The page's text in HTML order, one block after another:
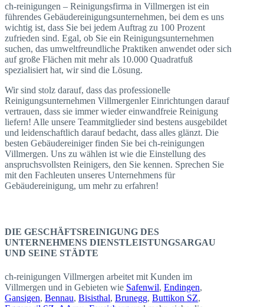
ch-reinigungen – Reinigungsfirma in Villmergen ist ein
führendes Gebäudereinigungsunternehmen, bei dem es uns
wichtig ist, dass Sie bei jedem Auftrag zu 100 Prozent
zufrieden sind. Egal, ob Sie ein Reinigungsunternehmen
suchen, das umweltfreundliche Praktiken anwendet oder sich
auf große Flächen mit mehr als 10.000 Quadratfuß
spezialisiert hat, wir sind die Lösung.
Wir sind stolz darauf, dass das professionelle
Reinigungsunternehmen Villmergenler Einrichtungen darauf
vertrauen, dass sie immer wieder einwandfreie Reinigung
liefern! Alle unsere Teammitglieder sind bestens ausgebildet
und leidenschaftlich darauf bedacht, dass alles glänzt. Die
besten Gebäudereiniger finden Sie bei ch-reinigungen
Villmergen. Uns zu wählen ist wie die Einstellung des
anspruchsvollsten Reinigers, den Sie kennen. Sprechen Sie
mit den Fachleuten unseres Unternehmens für
Gebäudereinigung, um mehr zu erfahren!
DIE GESCHÄFTSREINIGUNG DES
UNTERNEHMENS DIENSTLEISTUNGSARGAU
UND SEINE STÄDTE
ch-reinigungen Villmergen arbeitet mit Kunden im
Villmergen und in Gebieten wie Safenwil, Endingen,
Gansigen, Bennau, Bisisthal, Brunegg, Buttikon SZ,